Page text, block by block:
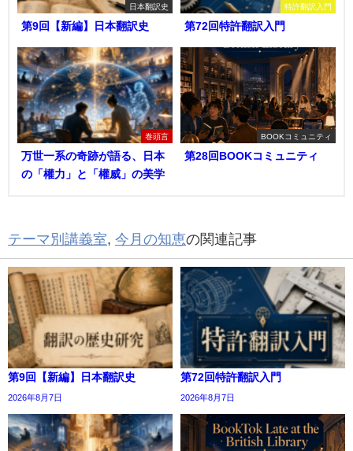
日本翻訳史
第9回【新編】日本翻訳史
特許翻訳入門
第72回特許翻訳入門
巻頭言
万世一系の奇跡が語る、日本
の「權力」と「權威」の美学
BOOKコミュニティ
第28回BOOKコミュニティ
テーマ別講義室 今月の知恵の関連記事
第9回【新編】日本翻訳史
2026年8月7日
第72回特許翻訳入門
2026年8月7日